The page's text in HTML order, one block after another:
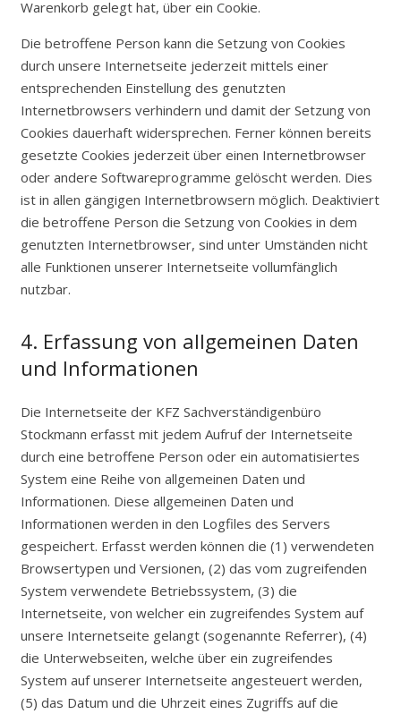
Warenkorb gelegt hat, über ein Cookie.
Die betroffene Person kann die Setzung von Cookies
durch unsere Internetseite jederzeit mittels einer
entsprechenden Einstellung des genutzten
Internetbrowsers verhindern und damit der Setzung von
Cookies dauerhaft widersprechen. Ferner können bereits
gesetzte Cookies jederzeit über einen Internetbrowser
oder andere Softwareprogramme gelöscht werden. Dies
ist in allen gängigen Internetbrowsern möglich. Deaktiviert
die betroffene Person die Setzung von Cookies in dem
genutzten Internetbrowser, sind unter Umständen nicht
alle Funktionen unserer Internetseite vollumfänglich
nutzbar.
4. Erfassung von allgemeinen Daten
und Informationen
Die Internetseite der KFZ Sachverständigenbüro
Stockmann erfasst mit jedem Aufruf der Internetseite
durch eine betroffene Person oder ein automatisiertes
System eine Reihe von allgemeinen Daten und
Informationen. Diese allgemeinen Daten und
Informationen werden in den Logfiles des Servers
gespeichert. Erfasst werden können die (1) verwendeten
Browsertypen und Versionen, (2) das vom zugreifenden
System verwendete Betriebssystem, (3) die
Internetseite, von welcher ein zugreifendes System auf
unsere Internetseite gelangt (sogenannte Referrer), (4)
die Unterwebseiten, welche über ein zugreifendes
System auf unserer Internetseite angesteuert werden,
(5) das Datum und die Uhrzeit eines Zugriffs auf die